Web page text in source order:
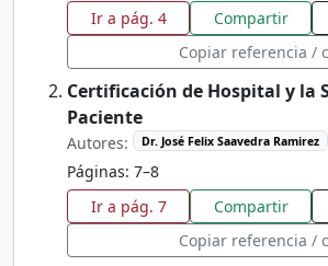
Ir a pág. 4
Compartir
Copiar referencia /
Certificación de Hospital y la
Paciente
Autores: Dr. José Felix Saavedra Ramirez
Páginas: 7–8
Ir a pág. 7
Compartir
Copiar referencia /